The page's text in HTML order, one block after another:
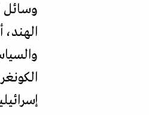
وسائل